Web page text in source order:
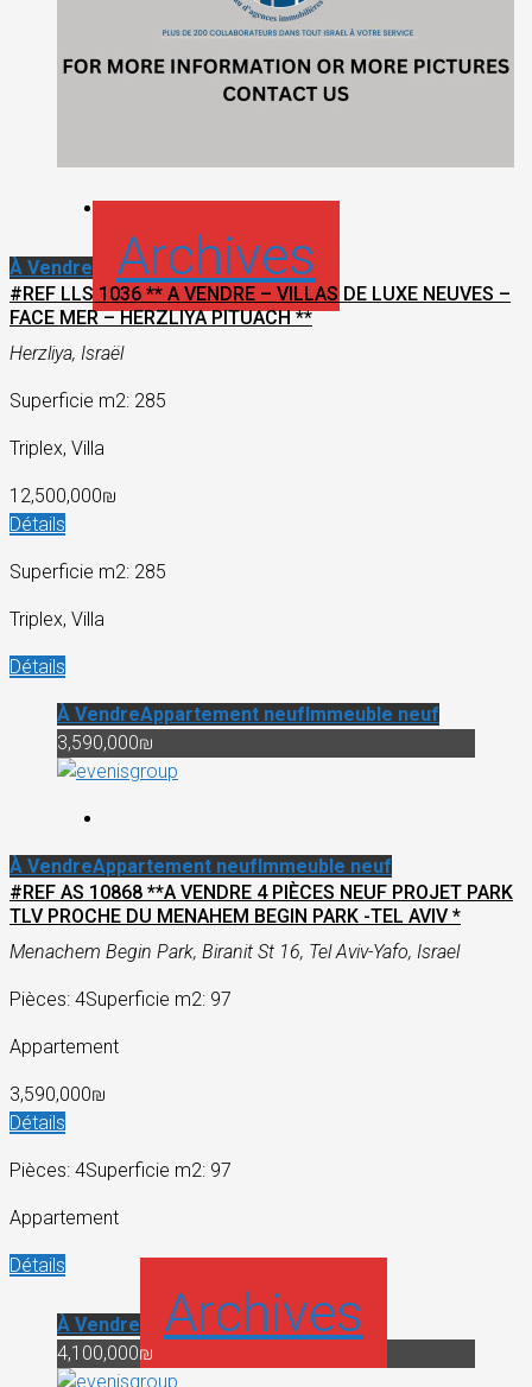
À Vendre Archives
#REF LLS 1036 ** A VENDRE – VILLAS DE LUXE NEUVES –
FACE MER – HERZLIYA PITUACH **
Herzliya, Israël
Superficie m2: 285
Triplex, Villa
12,500,000₪
Détails
Superficie m2: 285
Triplex, Villa
Détails
À VendreAppartement neufImmeuble neuf
3,590,000₪
À VendreAppartement neufImmeuble neuf
#REF AS 10868 **A VENDRE 4 PIÈCES NEUF PROJET PARK
TLV PROCHE DU MENAHEM BEGIN PARK -TEL AVIV *
Menachem Begin Park, Biranit St 16, Tel Aviv-Yafo, Israel
Pièces: 4Superficie m2: 97
Appartement
3,590,000₪
Détails
Pièces: 4Superficie m2: 97
Appartement
Détails
À Vendre Archives
4,100,000₪